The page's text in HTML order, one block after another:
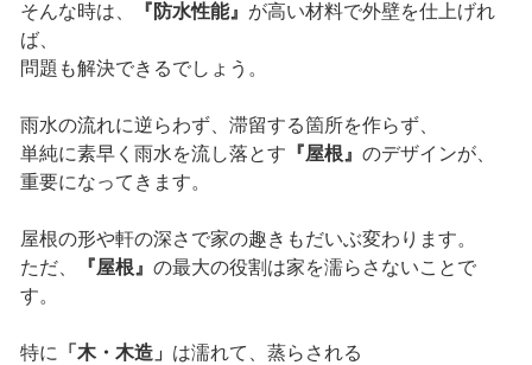
そんな時は、 『防水性能』 が高い材料で外壁を仕上げれ
ば、
問題も解決できるでしょう。
雨水の流れに逆らわず、滞留する箇所を作らず、
単純に素早く雨水を流し落とす 『屋根』 のデザインが、
重要になってきます。
屋根の形や軒の深さで家の趣きもだいぶ変わります。
ただ、
『屋根』 の最大の役割は家を濡らさないことで
す。
特に 「木・木造」 は濡れて、蒸らされる